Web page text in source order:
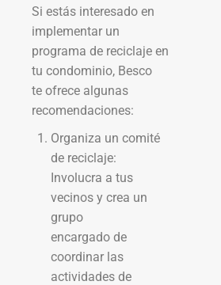
Si estás interesado en
implementar un
programa de reciclaje en
tu condominio, Besco
te ofrece algunas
recomendaciones:
Organiza un comité
de reciclaje:
Involucra a tus
vecinos y crea un
grupo
encargado de
coordinar las
actividades de